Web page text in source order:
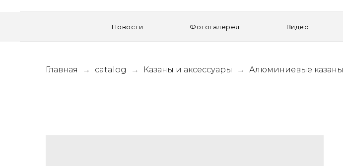
Новости Фотогалерея Видео
Главная catalog Казаны и аксессуары Алюминиевые казаны